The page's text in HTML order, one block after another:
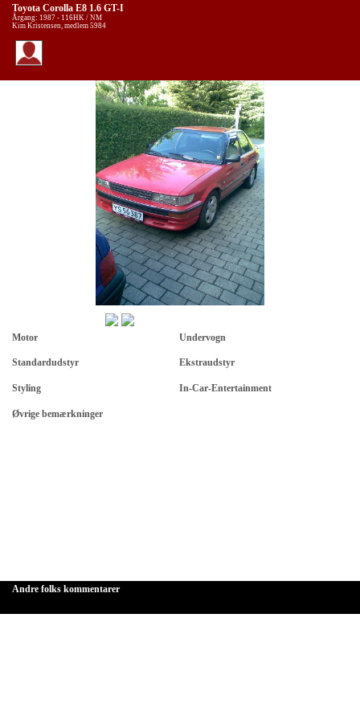
Toyota Corolla E8 1.6 GT-I
Årgang: 1987 - 116HK / NM
Kim Kristensen, medlem 5984
Motor Undervogn
Standardudstyr Ekstraudstyr
Styling In-Car-Entertainment
Øvrige bemærkninger
Andre folks kommentarer